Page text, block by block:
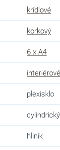
krídlové
korkový
6 x A4
interiérové
plexisklo
cylindrický
hliník